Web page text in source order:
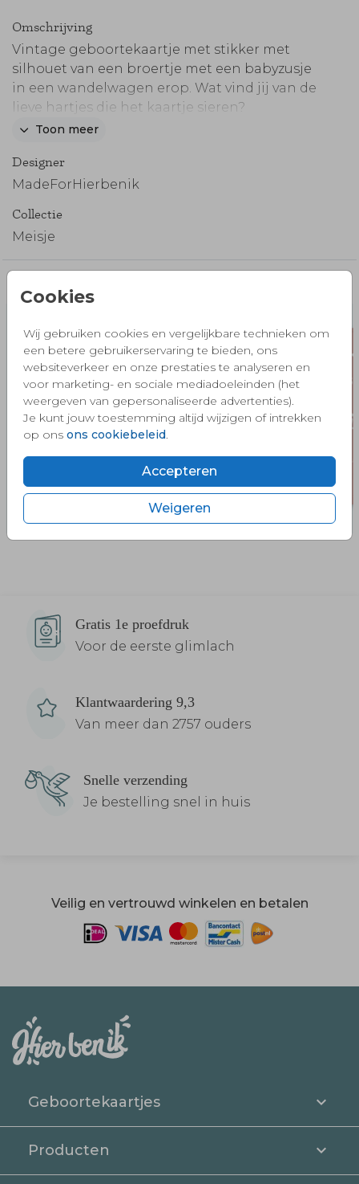
Cookies
Wij gebruiken cookies en vergelijkbare technieken om
een betere gebruikerservaring te bieden, ons
websiteverkeer en onze prestaties te analyseren en
voor marketing- en sociale mediadoeleinden (het
weergeven van gepersonaliseerde advertenties).
Je kunt jouw toestemming altijd wijzigen of intrekken
op ons ons cookiebeleid
Accepteren
Weigeren
Omschrijving
Vintage geboortekaartje met stikker met
silhouet van een broertje met een babyzusje
in een wandelwagen erop. Wat vind jij van de
lieve hartjes die het kaartje sieren?
Weet je dat je ook het label aan kunt passen
nog een kindje bij uit de afbeeldingen in onze
editor.
Toon meer
Designer
MadeForHierbenik
Collectie
Meisje
Misschien vind je dit ook mooi 🧡
Gratis 1e proefdruk
Voor de eerste glimlach
Klantwaardering 9,3
Van meer dan 2757 ouders
Snelle verzending
Je bestelling snel in huis
Veilig en vertrouwd winkelen en betalen
Geboortekaartjes
Producten